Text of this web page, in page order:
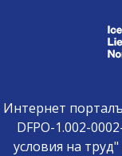
Интернет
DFPO-1.002-
условия на